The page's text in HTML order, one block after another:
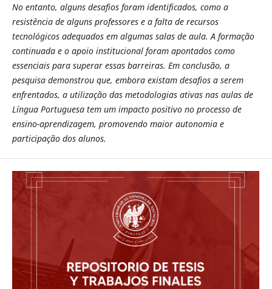
No entanto, alguns desafios foram identificados, como a
resistência de alguns professores e a falta de recursos
tecnológicos adequados em algumas salas de aula. A formação
continuada e o apoio institucional foram apontados como
essenciais para superar essas barreiras. Em conclusão, a
pesquisa demonstrou que, embora existam desafios a serem
enfrentados, a utilização das metodologias ativas nas aulas de
Língua Portuguesa tem um impacto positivo no processo de
ensino-aprendizagem, promovendo maior autonomia e
participação dos alunos.